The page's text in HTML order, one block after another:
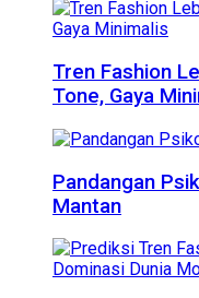
Tren Fashion
Tone, Gaya
Pandangan
Mantan